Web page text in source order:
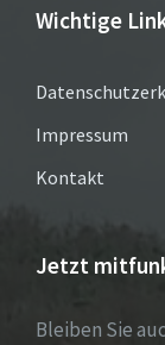
Wichtige
Impressum
Kontakt
Jetzt
Bleiben Sie